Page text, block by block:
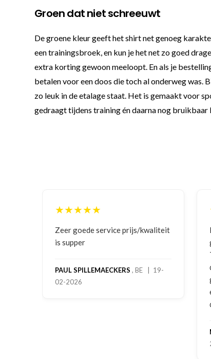
Groen dat niet schreeuwt
De groene kleur geeft het shirt net genoeg
een trainingsbroek, en kun je het net zo goed
extra korting gewoon meeloopt. En als je
betalen voor een doos die toch al onderweg was.
zo leuk in de etalage staat. Het is gemaakt voor
gedraagt tijdens training én daarna nog bruikbaar
★★★★★
Zeer goede service prijs/kwaliteit
is supper
PAUL SPILLEMAECKERS , BE | 19-
02-2026